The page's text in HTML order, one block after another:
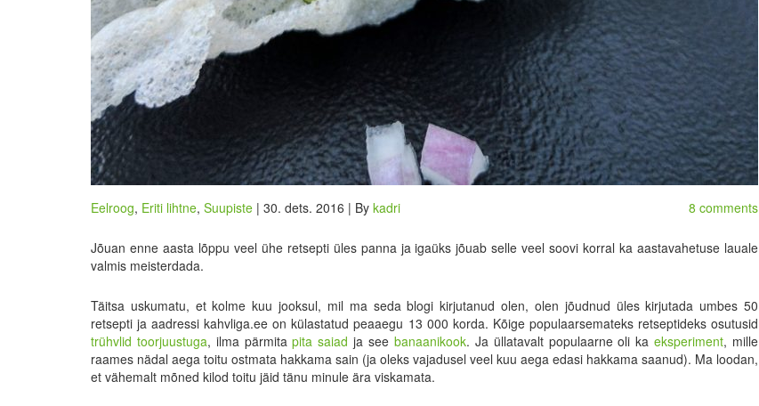
Eelroog, Eriti lihtne, Suupiste | 30. dets. 2016 | By kadri 8 comments
Jõuan enne aasta lõppu veel ühe retsepti üles panna ja igaüks jõuab selle veel soovi korral ka aastavahetuse lauale
valmis meisterdada.
Täitsa uskumatu, et kolme kuu jooksul, mil ma seda blogi kirjutanud olen, olen jõudnud üles kirjutada umbes 50
retsepti ja aadressi kahvliga.ee on külastatud peaaegu 13 000 korda. Kõige populaarsemateks retseptideks osutusid
trühvlid toorjuustuga, ilma pärmitapita saiad ja see banaanikook. Ja üllatavalt populaarne oli kaeksperiment, mille
raames nädal aega toitu ostmata hakkama sain (ja oleks vajadusel veel kuu aega edasi hakkama saanud). Ma loodan,
et vähemalt mõned kilod toitu jäid tänu minule ära viskamata.